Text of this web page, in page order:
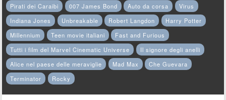
Pirati dei Caraibi
007 James Bond Auto da corsa
Virus
Indiana Jones
Unbreakable Robert Langdon
Harry Potter
Millennium
Teen movie italiani
Fast and Furious
Tutti i film del Marvel Cinematic Universe
Il signore degli anelli
Alice nel paese delle meraviglie
Mad Max
Che Guevara
Terminator
Rocky